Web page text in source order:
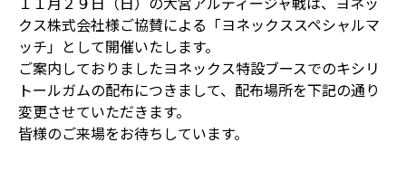
クス株式会社様ご協賛による「ヨネックススペシャルマ
ッチ」として開催いたします。
ご案内しておりましたヨネックス特設ブースでのキシリ
トールガムの配布につきまして、配布場所を下記の通り
変更させていただきます。
皆様のご来場をお待ちしています。